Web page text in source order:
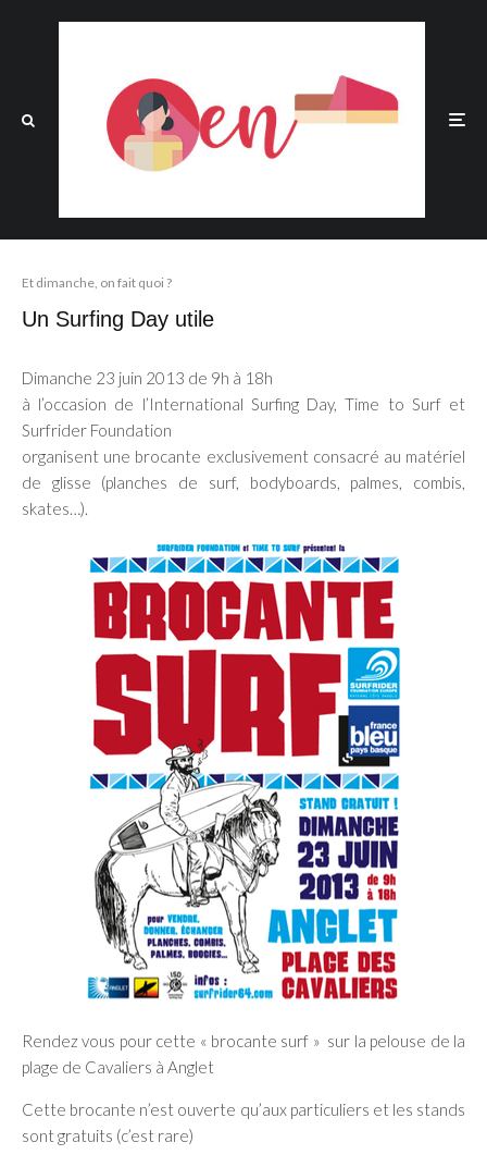
Et dimanche, on fait quoi ?
Un Surfing Day utile
Dimanche 23 juin 2013 de 9h à 18h
à l’occasion de l’International Surfing Day, Time to Surf et
Surfrider Foundation
organisent une brocante exclusivement consacré au matériel
de glisse (planches de surf, bodyboards, palmes, combis,
skates…).
Rendez vous pour cette « brocante surf » sur la pelouse de la
plage de Cavaliers à Anglet
Cette brocante n’est ouverte qu’aux particuliers et les stands
sont gratuits (c’est rare)